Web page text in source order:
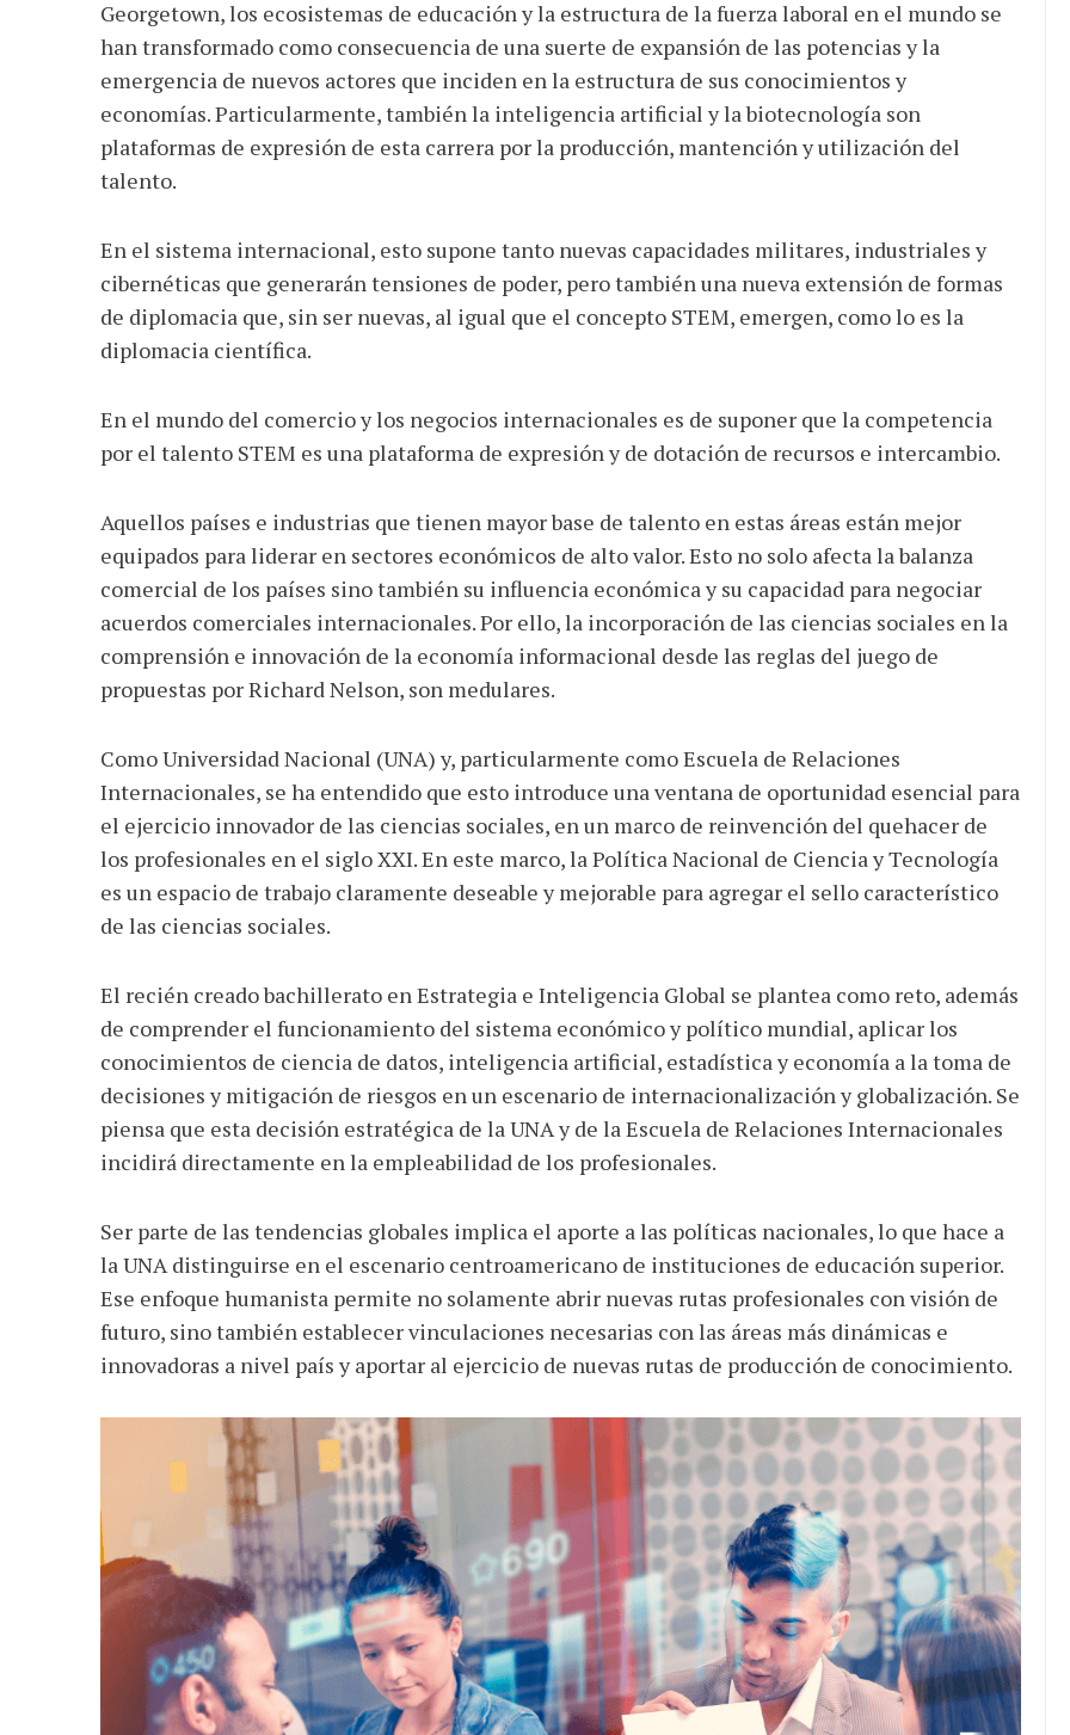
Georgetown, los ecosistemas de educación y la estructura de la fuerza laboral en el mundo se
han transformado como consecuencia de una suerte de expansión de las potencias y la
emergencia de nuevos actores que inciden en la estructura de sus conocimientos y
economías. Particularmente, también la inteligencia artificial y la biotecnología son
plataformas de expresión de esta carrera por la producción, mantención y utilización del
talento.
En el sistema internacional, esto supone tanto nuevas capacidades militares, industriales y
cibernéticas que generarán tensiones de poder, pero también una nueva extensión de formas
de diplomacia que, sin ser nuevas, al igual que el concepto STEM, emergen, como lo es la
diplomacia científica.
En el mundo del comercio y los negocios internacionales es de suponer que la competencia
por el talento STEM es una plataforma de expresión y de dotación de recursos e intercambio.
Aquellos países e industrias que tienen mayor base de talento en estas áreas están mejor
equipados para liderar en sectores económicos de alto valor. Esto no solo afecta la balanza
comercial de los países sino también su influencia económica y su capacidad para negociar
acuerdos comerciales internacionales. Por ello, la incorporación de las ciencias sociales en la
comprensión e innovación de la economía informacional desde las reglas del juego de
propuestas por Richard Nelson, son medulares.
Como Universidad Nacional (UNA) y, particularmente como Escuela de Relaciones
Internacionales, se ha entendido que esto introduce una ventana de oportunidad esencial para
el ejercicio innovador de las ciencias sociales, en un marco de reinvención del quehacer de
los profesionales en el siglo XXI. En este marco, la Política Nacional de Ciencia y Tecnología
es un espacio de trabajo claramente deseable y mejorable para agregar el sello característico
de las ciencias sociales.
El recién creado bachillerato en Estrategia e Inteligencia Global se plantea como reto, además
de comprender el funcionamiento del sistema económico y político mundial, aplicar los
conocimientos de ciencia de datos, inteligencia artificial, estadística y economía a la toma de
decisiones y mitigación de riesgos en un escenario de internacionalización y globalización. Se
piensa que esta decisión estratégica de la UNA y de la Escuela de Relaciones Internacionales
incidirá directamente en la empleabilidad de los profesionales.
Ser parte de las tendencias globales implica el aporte a las políticas nacionales, lo que hace a
la UNA distinguirse en el escenario centroamericano de instituciones de educación superior.
Ese enfoque humanista permite no solamente abrir nuevas rutas profesionales con visión de
futuro, sino también establecer vinculaciones necesarias con las áreas más dinámicas e
innovadoras a nivel país y aportar al ejercicio de nuevas rutas de producción de conocimiento.